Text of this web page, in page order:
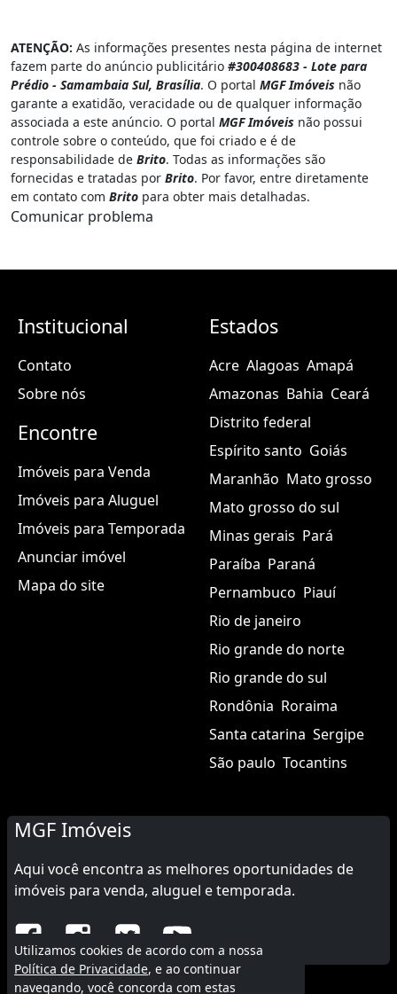
ATENÇÃO: As informações presentes nesta página de internet
fazem parte do anúncio publicitário #300408683 - Lote para
Prédio - Samambaia Sul, Brasília. O portal MGF Imóveis não
garante a exatidão, veracidade ou de qualquer informação
associada a este anúncio. O portal MGF Imóveis não possui
controle sobre o conteúdo, que foi criado e é de
responsabilidade de Brito. Todas as informações são
fornecidas e tratadas por Brito. Por favor, entre diretamente
em contato com Brito para obter mais detalhadas.
Comunicar problema
Institucional
Contato
Sobre nós
Encontre
Imóveis para Venda
Imóveis para Aluguel
Imóveis para Temporada
Anunciar imóvel
Mapa do site
Estados
Acre Alagoas Amapá
Amazonas Bahia Ceará
Distrito federal
Espírito santo Goiás
Maranhão Mato grosso
Mato grosso do sul
Minas gerais Pará
Paraíba Paraná
Pernambuco Piauí
Rio de janeiro
Rio grande do norte
Rio grande do sul
Rondônia Roraima
Santa catarina Sergipe
São paulo Tocantins
MGF Imóveis
Aqui você encontra as melhores oportunidades de
imóveis para venda, aluguel e temporada.
Utilizamos cookies de acordo com a nossa
Política de Privacidade, e ao continuar
navegando, você concorda com estas